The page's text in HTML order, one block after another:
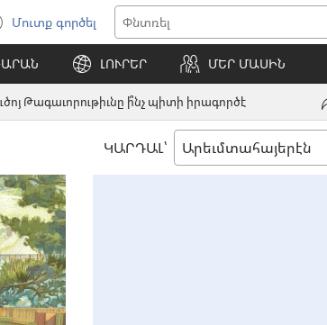
Մուտք գործել
(opens
new
window)
ԼՈՒՐԵՐ ՄԵՐ ՄԱՍԻՆ
Թագաւորութիւնը ի՞նչ պիտի իրագործէ
ԿԱՐԴԱԼ՝